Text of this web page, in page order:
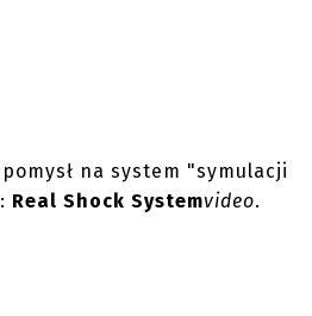
pomysł na system "symulacji
: Real Shock Systemvideo.